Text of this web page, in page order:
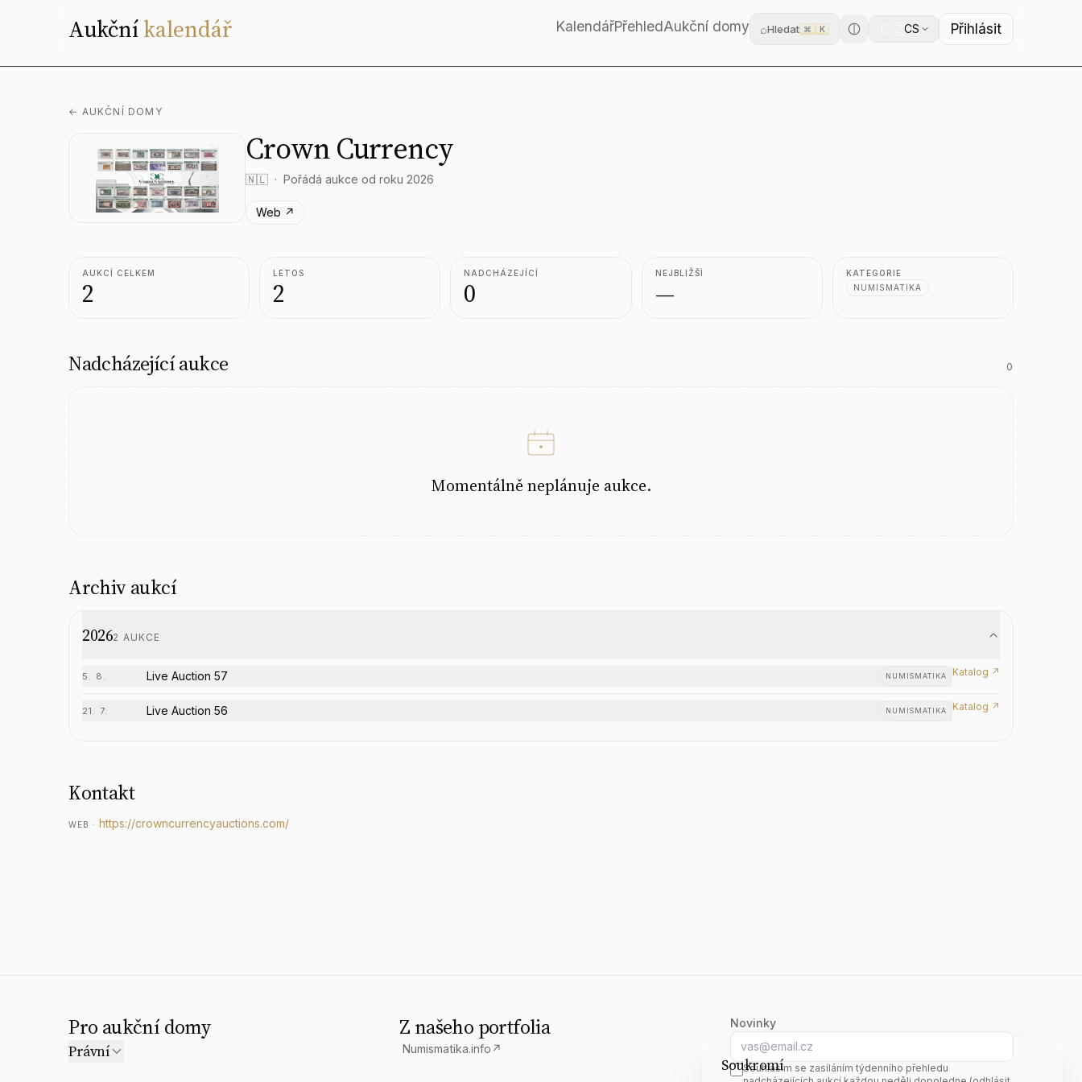
Soukromí
Aukčníkalendář KalendářPřehledAukční domy ⌕Hledat ⌘ K CS Přihlásit
← AUKČNÍ DOMY
Crown Currency
🇳🇱 Pořádá aukce od roku 2026
Web ↗
AUKCÍ CELKEM
2
LETOS
2
NADCHÁZEJÍCÍ
0
NEJBLIŽŠÍ
—
KATEGORIE
NUMISMATIKA
Nadcházející aukce 0
Momentálně neplánuje aukce.
Archiv aukcí
20262 AUKCE
5. 8. Live Auction 57 NUMISMATIKA Katalog ↗
21. 7. Live Auction 56 NUMISMATIKA Katalog ↗
Kontakt
WEB · https://crowncurrencyauctions.com/
Pro aukční domy
Právní
Z našeho portfolia
Numismatika.info ↗
Novinky
E-mail
Souhlasím se zasíláním týdenního přehledu